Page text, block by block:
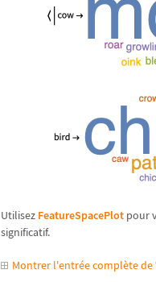
Utilisez FeatureSpacePlot pour
significatif.
Montrer l'entrée complète de